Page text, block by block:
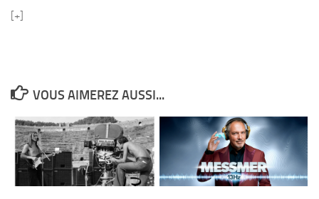
[+]
VOUS AIMEREZ AUSSI...